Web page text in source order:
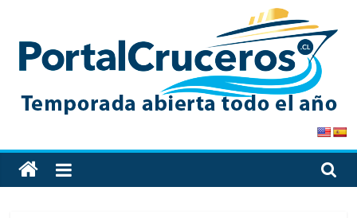
content
PortalCruceros
Toda
la